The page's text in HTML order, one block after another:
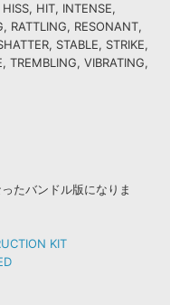
HIT, INTENSE,
RATTLING, RESONANT,
STABLE, STRIKE,
TREMBLING, VIBRATING,
たバンドル版になりま
KIT